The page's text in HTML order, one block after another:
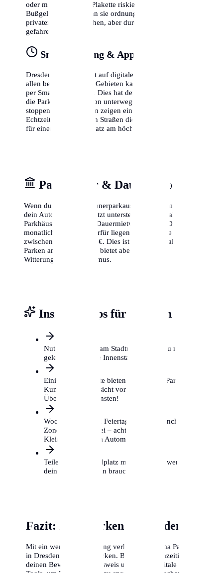
oder mit gelber/roter Plakette riskieren hohe
Bußgelder, selbst wenn sie ordnungsgemäß auf einem
privaten Parkplatz stehen, aber durch die Zone
gefahren sind.
Smart Parking & Apps
Dresden setzt verstärkt auf digitale Lösungen. In fast
allen bewirtschafteten Gebieten kannst du dein Ticket
per Smartphone lösen. Dies hat den Vorteil, dass du
die Parkzeit flexibel von unterwegs verlängern oder
stoppen kannst. Zudem zeigen einige Apps bereits in
Echtzeit an, in welchen Straßen die Wahrscheinlichkeit
für einen freien Parkplatz am höchsten ist.
Parkhäuser & Dauerparken
Wenn du keinen Bewohnerparkausweis bekommst oder
dein Auto lieber geschützt unterstellst, bieten zahlreiche
Parkhäuser in Dresden Dauermietverträge an. Die
monatlichen Kosten hierfür liegen je nach Lage
zwischen 80 € und 200 €. Dies ist zwar teurer als das
Parken am Straßenrand, bietet aber Schutz vor
Witterung und Vandalismus.
Insider-Tipps für Dresden
Nutze P+R Plätze am Stadtrand, wenn du nur
gelegentlich in die Innenstadt musst.
Einige Supermärkte bieten kostenloses Parken für
Kunden, aber Vorsicht vor privaten
Überwachungsdiensten!
Wochenenden und Feiertage sind in manchen
Zonen gebührenfrei – achte auf das
Kleingedruckte am Automaten.
Teile dir einen Stellplatz mit Nachbarn, wenn du
dein Auto nur selten brauchst.
Fazit: Klug parken in Dresden
Mit ein wenig Vorbereitung verliert das Thema Parken
in Dresden seinen Schrecken. Beantrage frühzeitig
deinen Bewohnerparkausweis und nutze digitale